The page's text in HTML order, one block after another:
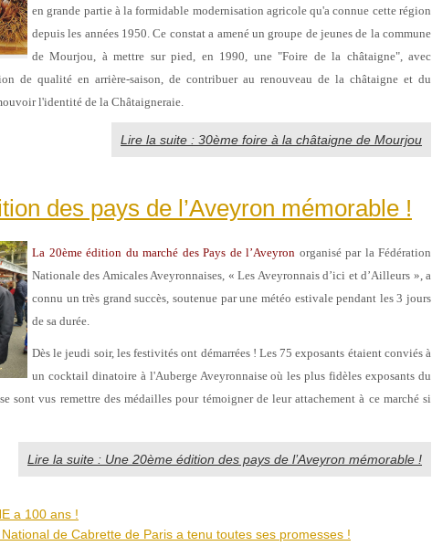
en grande partie à la formidable modernisation agricole qu'a connue cette région
depuis les années 1950. Ce constat a amené un groupe de jeunes de la commune
de Mourjou, à mettre sur pied, en 1990, une "Foire de la châtaigne", avec
de qualité en arrière-saison, de contribuer au renouveau de la châtaigne et du
l'identité de la Châtaigneraie.
Lire la suite : 30ème foire à la châtaigne de Mourjou
des pays de l’Aveyron mémorable !
La 20ème édition du marché des Pays de l’Aveyron organisé par la Fédération
Nationale des Amicales Aveyronnaises, « Les Aveyronnais d’ici et d’Ailleurs », a
connu un très grand succès, soutenue par une météo estivale pendant les 3 jours
de sa durée.
Dès le jeudi soir, les festivités ont démarrées ! Les 75 exposants étaient conviés à
un cocktail dinatoire à l'Auberge Aveyronnaise où les plus fidèles exposants du
sont vus remettre des médailles pour témoigner de leur attachement à ce marché si
Lire la suite : Une 20ème édition des pays de l’Aveyron mémorable !
a 100 ans !
de Cabrette de Paris a tenu toutes ses promesses !